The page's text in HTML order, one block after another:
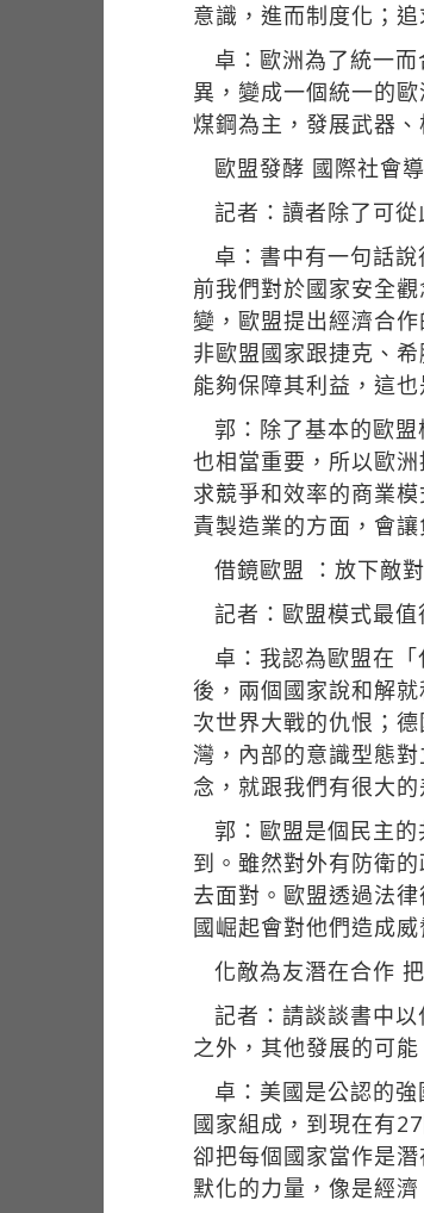
意識，進而制度化；
卓：歐洲為了統一
異，變成一個統一的
煤鋼為主，發展武器
歐盟發酵 國際社會
記者：讀者除了可
卓：書中有一句話
前我們對於國家安全
變，歐盟提出經濟合
非歐盟國家跟捷克、
能夠保障其利益，這
郭：除了基本的歐
也相當重要，所以歐
求競爭和效率的商業
責製造業的方面，會
借鏡歐盟 ：放下敵
記者：歐盟模式最
卓：我認為歐盟在
後，兩個國家說和解
次世界大戰的仇恨；
灣，內部的意識型態
念，就跟我們有很大的
郭：歐盟是個民主
到。雖然對外有防衛
去面對。歐盟透過法
國崛起會對他們造成威
化敵為友潛在合作
記者：請談談書中
之外，其他發展的可能
卓：美國是公認的
國家組成，到現在有
卻把每個國家當作是
默化的力量，像是經